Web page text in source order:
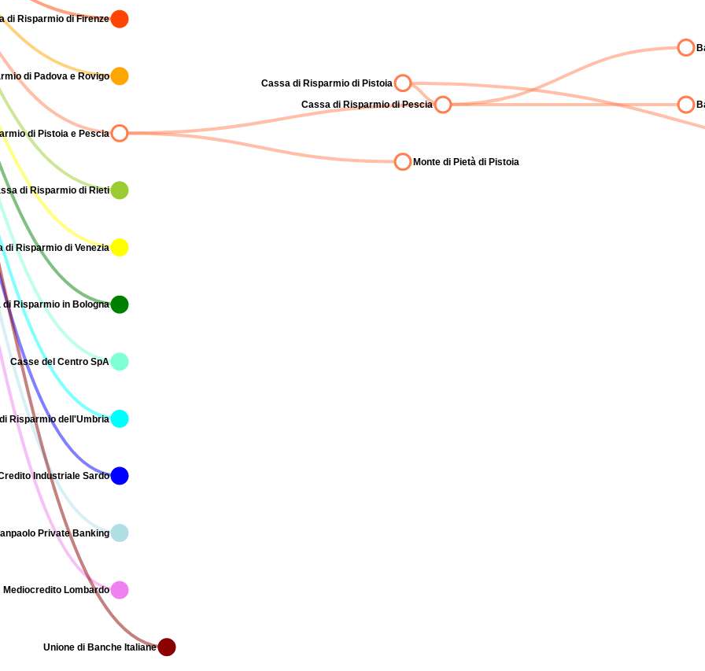
Unione di Banche Italiane
Mediocredito Lombardo
Private Banking
Industriale Sardo
Risparmio dell'Umbria
Casse del Centro SpA
di Risparmio in Bologna
di Risparmio di Venezia
di Risparmio di Rieti
Monte di Pietà di Pistoia
Cassa di Risparmio di Pistoia
Cassa di Risparmio di Pescia
di Pistoia e Pescia
di Padova e Rovigo
di Risparmio di Firenze